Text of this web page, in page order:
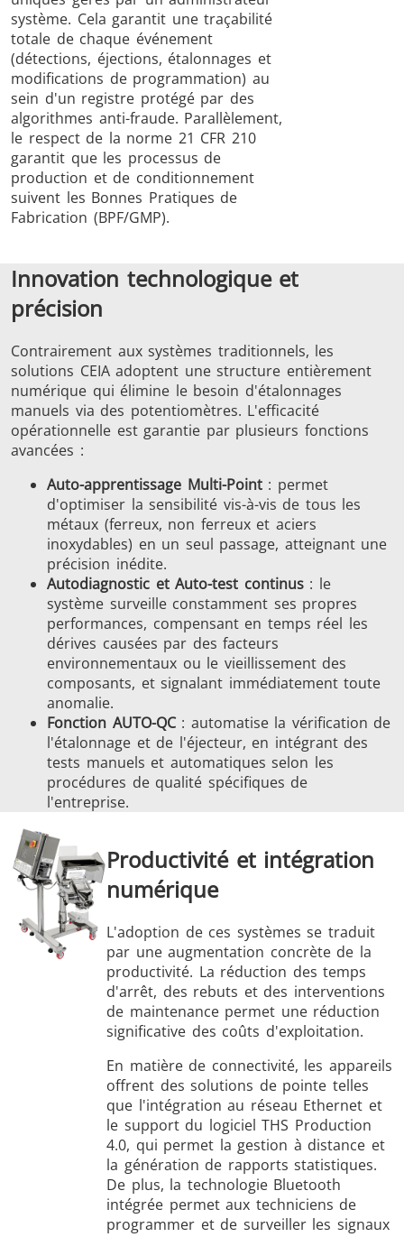
système. Cela garantit une traçabilité
totale de chaque événement
(détections, éjections, étalonnages et
modifications de programmation) au
sein d'un registre protégé par des
algorithmes anti-fraude. Parallèlement,
le respect de la norme 21 CFR 210
garantit que les processus de
production et de conditionnement
suivent les Bonnes Pratiques de
Fabrication (BPF/GMP).
Innovation technologique et
précision
Contrairement aux systèmes traditionnels, les
solutions CEIA adoptent une structure entièrement
numérique qui élimine le besoin d'étalonnages
manuels via des potentiomètres. L'efficacité
opérationnelle est garantie par plusieurs fonctions
avancées :
Auto-apprentissage Multi-Point: permet
d'optimiser la sensibilité vis-à-vis de tous les
métaux (ferreux, non ferreux et aciers
inoxydables) en un seul passage, atteignant une
précision inédite.
Autodiagnostic et Auto-test continus: le
système surveille constamment ses propres
performances, compensant en temps réel les
dérives causées par des facteurs
environnementaux ou le vieillissement des
composants, et signalant immédiatement toute
anomalie.
Fonction AUTO-QC: automatise la vérification de
l'étalonnage et de l'éjecteur, en intégrant des
tests manuels et automatiques selon les
procédures de qualité spécifiques de
l'entreprise.
Productivité et intégration
numérique
L'adoption de ces systèmes se traduit
par une augmentation concrète de la
productivité. La réduction des temps
d'arrêt, des rebuts et des interventions
de maintenance permet une réduction
significative des coûts d'exploitation.
En matière de connectivité, les appareils
offrent des solutions de pointe telles
que l'intégration au réseau Ethernet et
le support du logiciel THS Production
4.0, qui permet la gestion à distance et
la génération de rapports statistiques.
De plus, la technologie Bluetooth
intégrée permet aux techniciens de
programmer et de surveiller les signaux